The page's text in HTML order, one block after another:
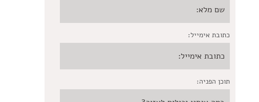
כתובת אימייל:
תוכן הפניה: